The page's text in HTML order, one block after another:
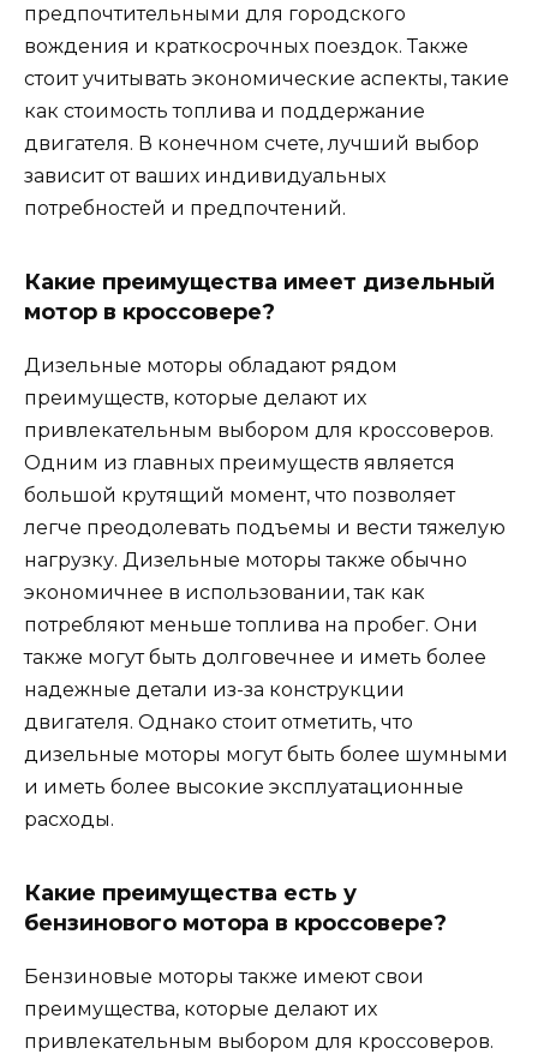
предпочтительными для городского
вождения и краткосрочных поездок. Также
стоит учитывать экономические аспекты, такие
как стоимость топлива и поддержание
двигателя. В конечном счете, лучший выбор
зависит от ваших индивидуальных
потребностей и предпочтений.
Какие преимущества имеет дизельный
мотор в кроссовере?
Дизельные моторы обладают рядом
преимуществ, которые делают их
привлекательным выбором для кроссоверов.
Одним из главных преимуществ является
большой крутящий момент, что позволяет
легче преодолевать подъемы и вести тяжелую
нагрузку. Дизельные моторы также обычно
экономичнее в использовании, так как
потребляют меньше топлива на пробег. Они
также могут быть долговечнее и иметь более
надежные детали из-за конструкции
двигателя. Однако стоит отметить, что
дизельные моторы могут быть более шумными
и иметь более высокие эксплуатационные
расходы.
Какие преимущества есть у
бензинового мотора в кроссовере?
Бензиновые моторы также имеют свои
преимущества, которые делают их
привлекательным выбором для кроссоверов.